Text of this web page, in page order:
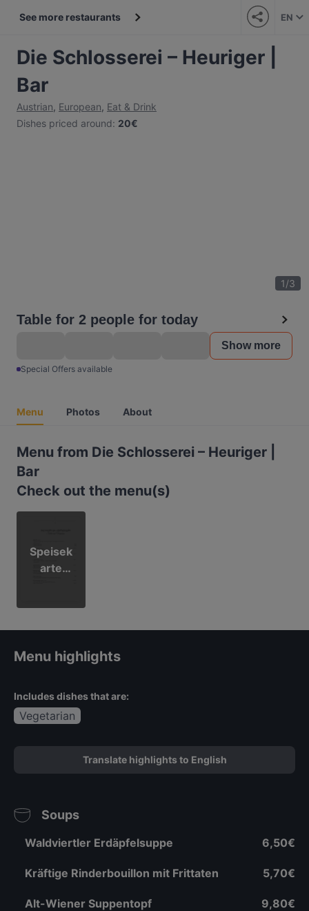
See more restaurants EN
Die Schlosserei – Heuriger |
Bar
Austrian, European, Eat & Drink
Dishes priced around: 20€
1/3
Table for 2 people for today
Show more
Special Offers available
Menu Photos About
Menu from Die Schlosserei – Heuriger |
Bar
Check out the menu(s)
Speisek
arte
SEREI
Menu highlights
Includes dishes that are:
Vegetarian
Translate highlights to English
Soups
Waldviertler Erdäpfelsuppe 6,50€
Kräftige Rinderbouillon mit Frittaten 5,70€
Alt-Wiener Suppentopf 9,80€